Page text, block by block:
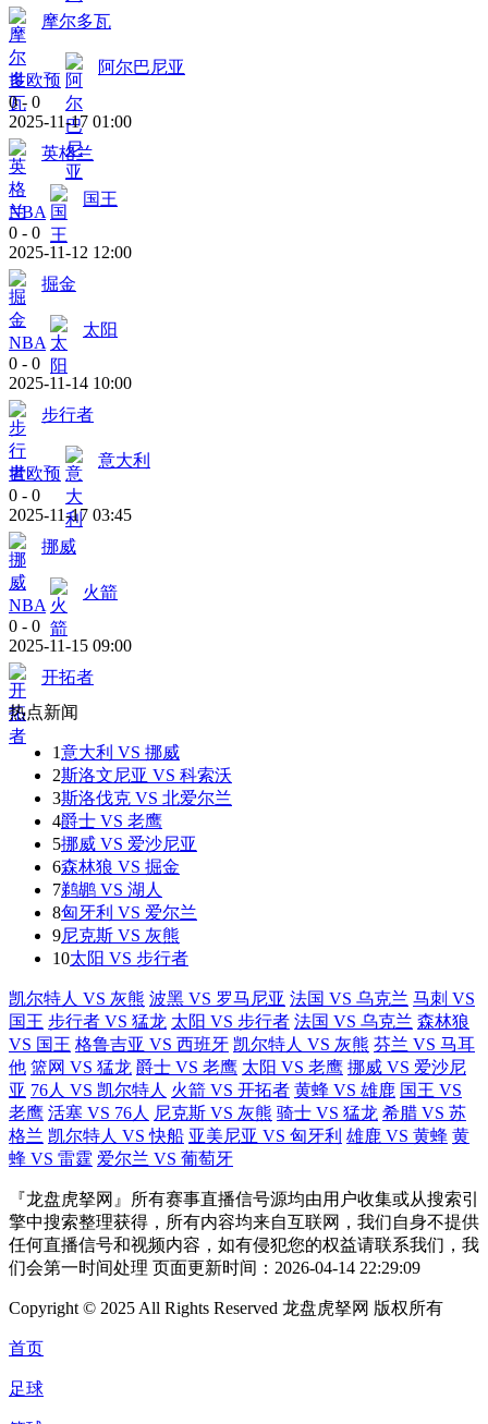
摩尔多瓦
世欧预
阿尔巴尼亚
0 - 0
2025-11-17 01:00
英格兰
NBA
国王
0 - 0
2025-11-12 12:00
掘金
NBA
太阳
0 - 0
2025-11-14 10:00
步行者
世欧预
意大利
0 - 0
2025-11-17 03:45
挪威
NBA
火箭
0 - 0
2025-11-15 09:00
开拓者
热点新闻
1意大利 VS 挪威
2斯洛文尼亚 VS 科索沃
3斯洛伐克 VS 北爱尔兰
4爵士 VS 老鹰
5挪威 VS 爱沙尼亚
6森林狼 VS 掘金
7鹈鹕 VS 湖人
8匈牙利 VS 爱尔兰
9尼克斯 VS 灰熊
10太阳 VS 步行者
凯尔特人 VS 灰熊 波黑 VS 罗马尼亚 法国 VS 乌克兰 马刺 VS
国王 步行者 VS 猛龙 太阳 VS 步行者 法国 VS 乌克兰 森林狼
VS 国王 格鲁吉亚 VS 西班牙 凯尔特人 VS 灰熊 芬兰 VS 马耳
他 篮网 VS 猛龙 爵士 VS 老鹰 太阳 VS 老鹰 挪威 VS 爱沙尼
亚 76人 VS 凯尔特人 火箭 VS 开拓者 黄蜂 VS 雄鹿 国王 VS
老鹰 活塞 VS 76人 尼克斯 VS 灰熊 骑士 VS 猛龙 希腊 VS 苏
格兰 凯尔特人 VS 快船 亚美尼亚 VS 匈牙利 雄鹿 VS 黄蜂 黄
蜂 VS 雷霆 爱尔兰 VS 葡萄牙
『龙盘虎拏网』所有赛事直播信号源均由用户收集或从搜索引
擎中搜索整理获得，所有内容均来自互联网，我们自身不提供
任何直播信号和视频内容，如有侵犯您的权益请联系我们，我
们会第一时间处理 页面更新时间：2026-04-14 22:29:09
Copyright © 2025 All Rights Reserved 龙盘虎拏网 版权所有
首页
足球